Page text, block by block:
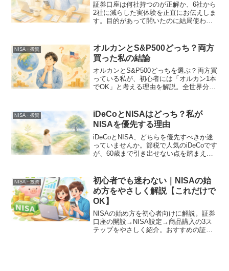
証券口座は何社持つのが正解か、6社から
2社に減らした実体験を正直にお伝えしま
す。目的があって開いたのに結局使わな
らしてラクになった考え方をまとめまし
た。
NISA・投資
オルカンとS&P500どっち？両方
買った私の結論
オルカンとS&P500どっちを選ぶ？両方買
っている私が、初心者には「オルカン1本
でOK」と考える理由を解説。全世界分散
NISA・投資
iDeCoとNISAはどっち？私が
NISAを優先する理由
iDeCoとNISA、どちらを優先すべきか迷
っていませんか。節税で人気のiDeCoです
が、60歳まで引き出せない点を踏まえ、
NISA・投資
初心者でも迷わない｜NISAの始
め方をやさしく解説【これだけで
OK】
NISAの始め方を初心者向けに解説。証券
口座の開設→NISA設定→商品購入の3ス
テップをやさしく紹介。おすすめの証券